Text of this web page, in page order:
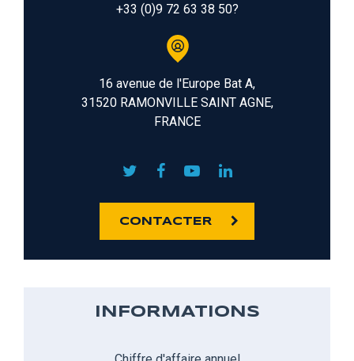
+33 (0)9 72 63 38 50?
16 avenue de l'Europe Bat A,
31520 RAMONVILLE SAINT AGNE,
FRANCE
CONTACTER
INFORMATIONS